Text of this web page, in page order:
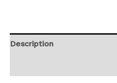
Description